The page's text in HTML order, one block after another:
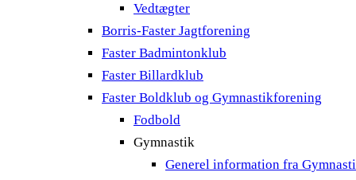
Vedtægter
Borris-Faster Jagtforening
Faster Badmintonklub
Faster Billardklub
Faster Boldklub og Gymnastikforening
Fodbold
Gymnastik
Generel information fra